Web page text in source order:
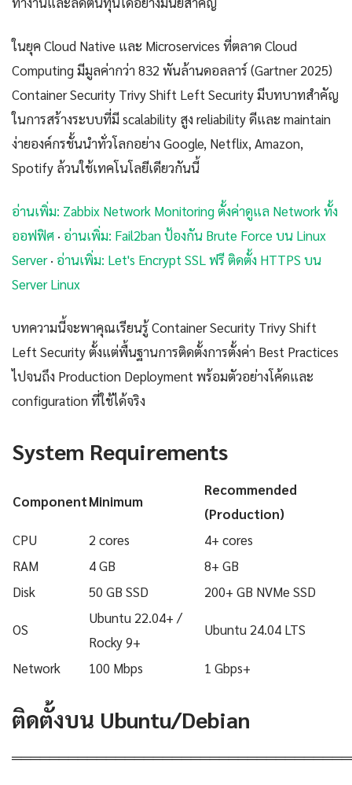
ในยุค Cloud Native และ Microservices ที่ตลาด Cloud
Computing มีมูลค่ากว่า 832 พันล้านดอลลาร์ (Gartner 2025)
Container Security Trivy Shift Left Security มีบทบาทสำคัญ
ในการสร้างระบบที่มี scalability สูง reliability ดีและ maintain
ง่ายองค์กรชั้นนำทั่วโลกอย่าง Google, Netflix, Amazon,
Spotify ล้วนใช้เทคโนโลยีเดียวกันนี้
อ่านเพิ่ม: Zabbix Network Monitoring ตั้งค่าดูแล Network ทั้ง
ออฟฟิศ · อ่านเพิ่ม: Fail2ban ป้องกัน Brute Force บน Linux
Server· อ่านเพิ่ม: Let's Encrypt SSL ฟรี ติดตั้ง HTTPS บน
Server Linux
บทความนี้จะพาคุณเรียนรู้ Container Security Trivy Shift
Left Security ตั้งแต่พื้นฐานการติดตั้งการตั้งค่า Best Practices
ไปจนถึง Production Deployment พร้อมตัวอย่างโค้ดและ
configuration ที่ใช้ได้จริง
System Requirements
ComponentMinimum
Recommended
(Production)
CPU
2 cores
4+ cores
RAM
4 GB
8+ GB
Disk
50 GB SSD 200+ GB NVMe SSD
OS
Ubuntu 22.04+ /
Rocky 9+
Ubuntu 24.04 LTS
Network 100 Mbps 1 Gbps+
ติดตั้งบน Ubuntu/Debian